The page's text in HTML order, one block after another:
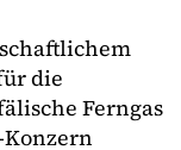
die
Ferngas
Konzern